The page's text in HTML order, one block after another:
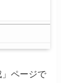
ページで